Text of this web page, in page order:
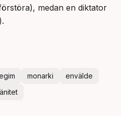
medan en diktator
monarki
envälde